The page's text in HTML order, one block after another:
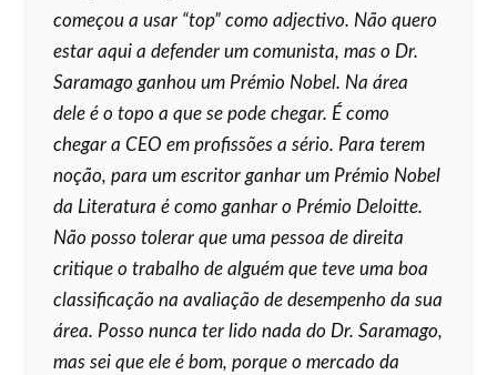
começou a usar “top” como adjectivo. Não quero
estar aqui a defender um comunista, mas o Dr.
Saramago ganhou um Prémio Nobel. Na área
dele é o topo a que se pode chegar. É como
chegar a CEO em profissões a sério. Para terem
noção, para um escritor ganhar um Prémio Nobel
da Literatura é como ganhar o Prémio Deloitte.
Não posso tolerar que uma pessoa de direita
critique o trabalho de alguém que teve uma boa
classificação na avaliação de desempenho da sua
área. Posso nunca ter lido nada do Dr. Saramago,
mas sei que ele é bom, porque o mercado da